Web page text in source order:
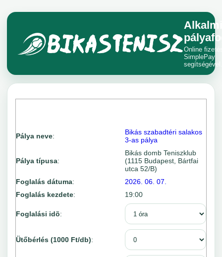
Alkalmi
Online
SimplePay
segítségével.
Pálya neve:
Bikás szabadtéri salakos
3-as pálya
Pálya típusa:
Bikás domb Teniszklub
(1115 Budapest, Bártfai
utca 52/B)
Foglalás dátuma:
2026. 06. 07.
Foglalás kezdete: 19:00
Foglalási idõ:
Ütőbérlés (1000 Ft/db):